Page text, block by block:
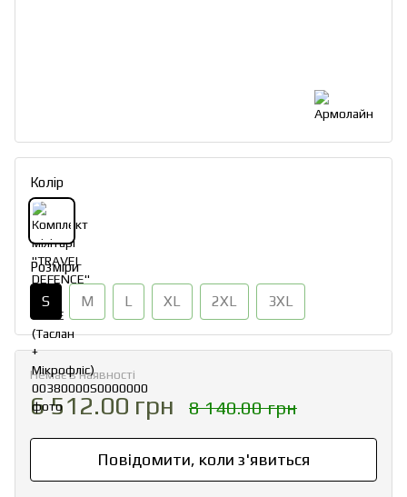
Колір
Розміри
S M L XL 2XL 3XL
Немає в наявності
6 512.00 грн 8 140.00 грн
Повідомити, коли з'явиться